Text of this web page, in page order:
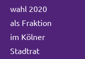
wahl 2020
als Fraktion
im Kölner
Stadtrat